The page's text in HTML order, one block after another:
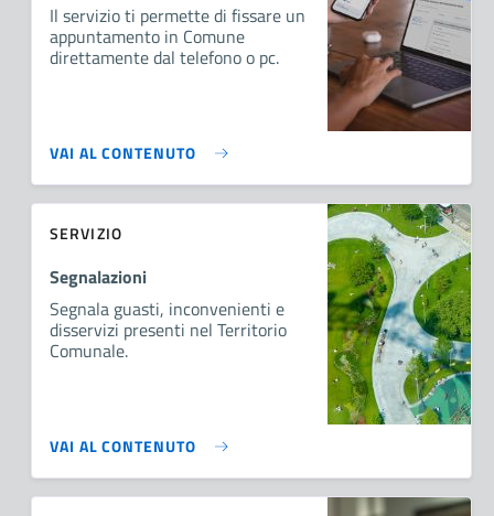
Il servizio ti permette di fissare un
appuntamento in Comune
direttamente dal telefono o pc.
VAI AL CONTENUTO
SERVIZIO
Segnalazioni
Segnala guasti, inconvenienti e
disservizi presenti nel Territorio
Comunale.
VAI AL CONTENUTO